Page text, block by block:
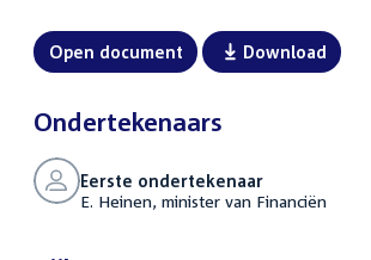
Open document Download
Ondertekenaars
Eerste ondertekenaar
E. Heinen, minister van Financiën